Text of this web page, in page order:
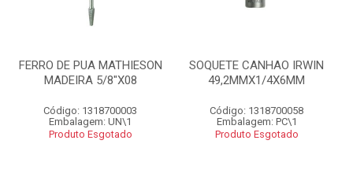
FERRO DE PUA MATHIESON
MADEIRA 5/8"X08
Código: 1318700003
Embalagem: UN\1
Produto Esgotado
SOQUETE CANHAO IRWIN
49,2MMX1/4X6MM
Código: 1318700058
Embalagem: PC\1
Produto Esgotado